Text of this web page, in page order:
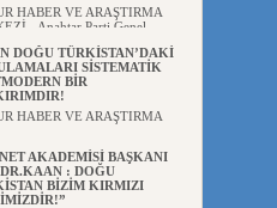
HABER VE ARAŞTIRMA
Anahtar Parti Genel
DOĞU TÜRKİSTAN’DAKİ
SİSTEMATİK
BİR
HABER VE ARAŞTIRMA
AKADEMİSİ BAŞKANI
: DOĞU
BİZİM KIRMIZI